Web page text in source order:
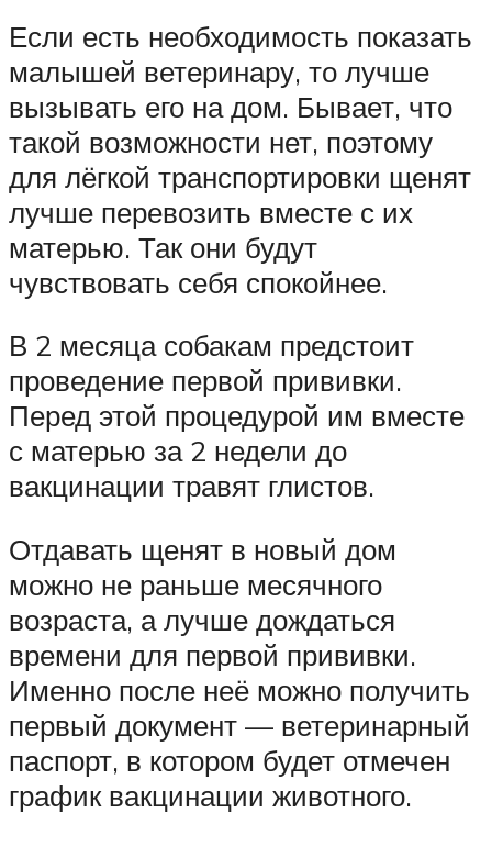
Если есть необходимость показать
малышей ветеринару, то лучше
вызывать его на дом. Бывает, что
такой возможности нет, поэтому
для лёгкой транспортировки щенят
лучше перевозить вместе с их
матерью. Так они будут
чувствовать себя спокойнее.
В 2 месяца собакам предстоит
проведение первой прививки.
Перед этой процедурой им вместе
с матерью за 2 недели до
вакцинации травят глистов.
Отдавать щенят в новый дом
можно не раньше месячного
возраста, а лучше дождаться
времени для первой прививки.
Именно после неё можно получить
первый документ — ветеринарный
паспорт, в котором будет отмечен
график вакцинации животного.